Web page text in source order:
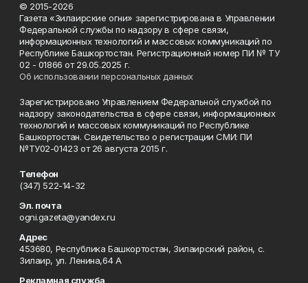
© 2015-2026
Газета «Зилаирские огни» зарегистрирована в Управлении
Федеральной службы по надзору в сфере связи,
информационных технологий и массовых коммуникаций по
Республике Башкортостан. Регистрационный номер ПИ № ТУ
02 - 01866 от 29.05.2025 г.
Об использовании персональных данных
Зарегистрировано Управлением Федеральной службой по
надзору законодательства в сфере связи, информационных
технологий и массовых коммуникаций по Республике
Башкортостан. Свидетельство о регистрации СМИ: ПИ
№ТУ02-01423 от 26 августа 2015 г.
Телефон
(347) 522-14-32
Эл. почта
ogni.gazeta@yandex.ru
Адрес
453680, Республика Башкортостан, Зилаирский район, с.
Зилаир, ул. Ленина,64 А
Рекламная служба